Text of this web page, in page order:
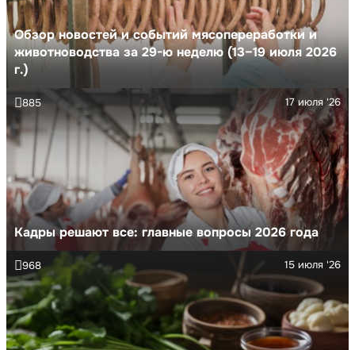
Обзор новостей и событий мясопереработки и
животноводства за 29-ю неделю (13–19 июля 2026
г.)
Кадры решают все: главные вопросы 2026 года
17 июля '26
885
15 июля '26
968